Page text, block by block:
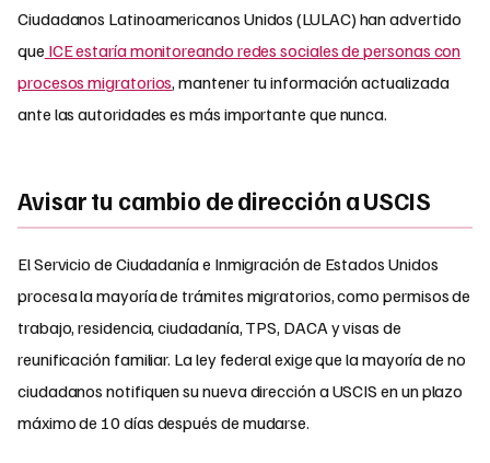
Ciudadanos Latinoamericanos Unidos (LULAC) han advertido
que ICE estaría monitoreando redes sociales de personas con
procesos migratorios, mantener tu información actualizada
ante las autoridades es más importante que nunca.
Avisar tu cambio de dirección a USCIS
El Servicio de Ciudadanía e Inmigración de Estados Unidos
procesa la mayoría de trámites migratorios, como permisos de
trabajo, residencia, ciudadanía, TPS, DACA y visas de
reunificación familiar. La ley federal exige que la mayoría de no
ciudadanos notifiquen su nueva dirección a USCIS en un plazo
máximo de 10 días después de mudarse.